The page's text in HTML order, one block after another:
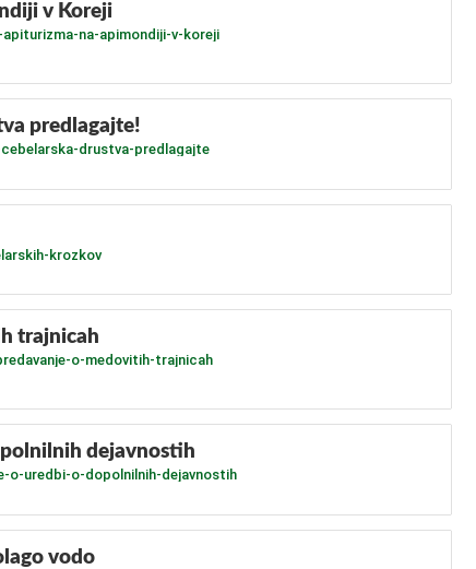
v Koreji
na-apimondiji-v-koreji
predlagajte!
drustva-predlagajte
krozkov
trajnicah
o-medovitih-trajnicah
dejavnostih
o-uredbi-o-dopolnilnih-dejavnostih
vodo